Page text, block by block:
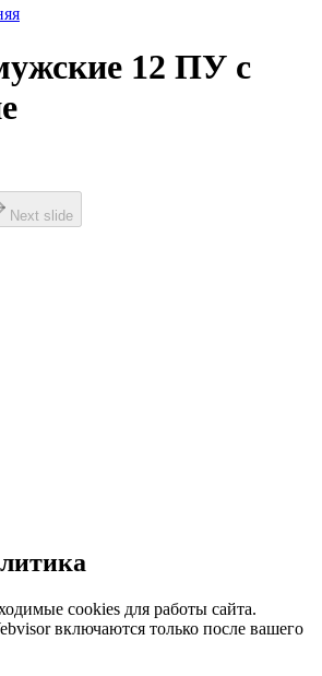
12 ПУ с
Next slide
cookies для работы сайта.
включаются только после вашего